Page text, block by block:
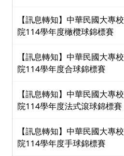
【訊息轉知】中華民國大專校
院114學年度橄欖球錦標賽
【訊息轉知】中華民國大專校
院114學年度合球錦標賽
【訊息轉知】中華民國大專校
院114學年度法式滾球錦標賽
【訊息轉知】中華民國大專校
院114學年度手球錦標賽